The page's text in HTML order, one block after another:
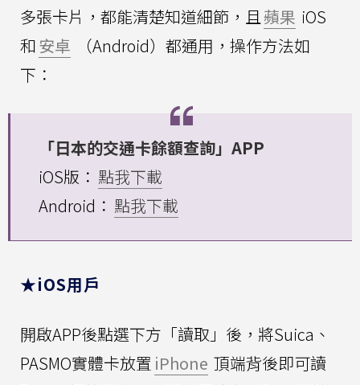
多張卡片，都能清楚知道細節，且蘋果 iOS
和安卓
（Android）都通用，操作方法如
下：
「日本的交通卡餘額查詢」APP
iOS版： 點我下載
Android： 點我下載
★iOS用戶
開啟APP後點選下方「讀取」後，將Suica、
PASMO實體卡放置 iPhone 頂端背後即可讀